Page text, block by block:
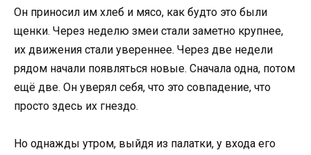
Он приносил им хлеб и мясо, как будто это были
щенки. Через неделю змеи стали заметно крупнее,
их движения стали увереннее. Через две недели
рядом начали появляться новые. Сначала одна, потом
ещё две. Он уверял себя, что это совпадение, что
просто здесь их гнездо.
Но однажды утром, выйдя из палатки, у входа его